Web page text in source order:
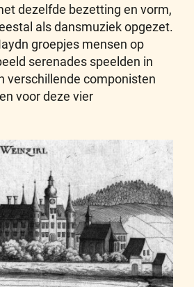
dezelfde bezetting en vorm,
als dansmuziek opgezet.
groepjes mensen op
serenades speelden in
verschillende componisten
voor deze vier